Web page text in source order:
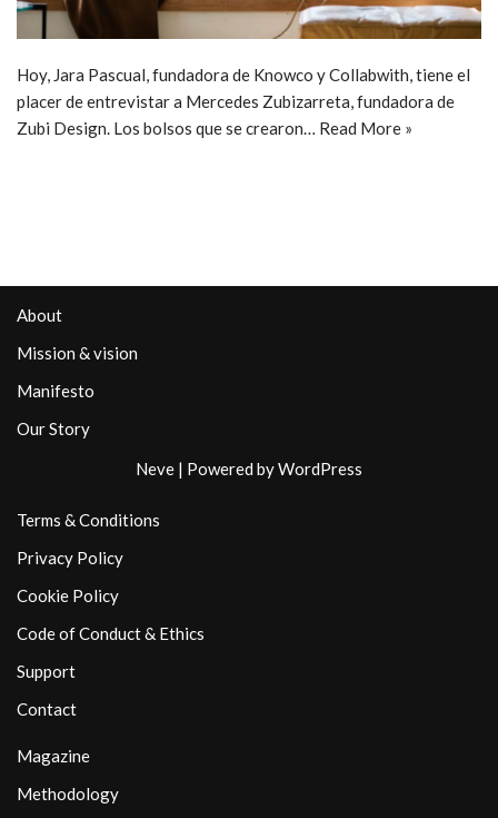
Hoy, Jara Pascual, fundadora de Knowco y Collabwith, tiene el
placer de entrevistar a Mercedes Zubizarreta, fundadora de
Zubi Design. Los bolsos que se crearon… Read More »
About
Mission & vision
Manifesto
Our Story
Neve | Powered byWordPress
Terms & Conditions
Privacy Policy
Cookie Policy
Code of Conduct & Ethics
Support
Contact
Magazine
Methodology